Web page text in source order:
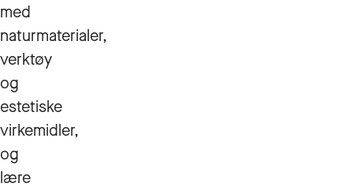
med
naturmaterialer,
verktøy
og
estetiske
virkemidler,
og
lære